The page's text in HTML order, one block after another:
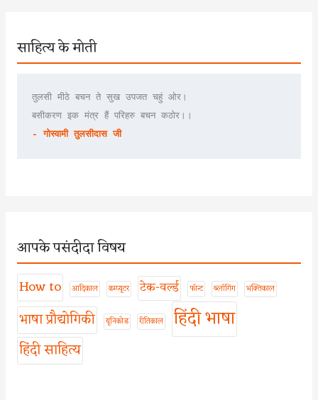
साहित्य के मोती
तुलसी मीठे बचन ते सुख उपजत चहुं ओर।
बसीकरण इक मंत्र हैं परिहरु बचन कठोर।।
- गोस्वामी तुलसीदास जी
आपके पसंदीदा विषय
How to आदिकाल कम्प्यूटर टेक-वर्ल्ड फॉन्ट ब्लॉगिंग भक्तिकाल
भाषा प्रौद्योगिकी यूनिकोड रीतिकाल हिंदी भाषा
हिंदी साहित्य